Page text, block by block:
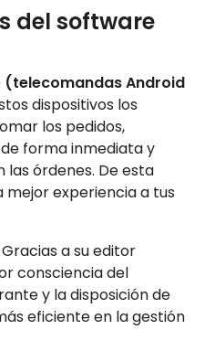
del software
Android
dispositivos los
los pedidos,
forma inmediata y
las órdenes. De esta
experiencia a tus
Gracias a su editor
consciencia del
y la disposición de
eficiente en la gestión